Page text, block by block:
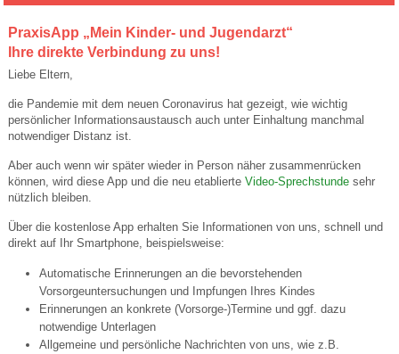
PraxisApp „Mein Kinder- und Jugendarzt“
Ihre direkte Verbindung zu uns!
Liebe Eltern,
die Pandemie mit dem neuen Coronavirus hat gezeigt, wie wichtig
persönlicher Informationsaustausch auch unter Einhaltung manchmal
notwendiger Distanz ist.
Aber auch wenn wir später wieder in Person näher zusammenrücken
können, wird diese App und die neu etablierte Video-Sprechstundesehr
nützlich bleiben.
Über die kostenlose App erhalten Sie Informationen von uns, schnell und
direkt auf Ihr Smartphone, beispielsweise:
Automatische Erinnerungen an die bevorstehenden
Vorsorgeuntersuchungen und Impfungen Ihres Kindes
Erinnerungen an konkrete (Vorsorge-)Termine und ggf. dazu
notwendige Unterlagen
Allgemeine und persönliche Nachrichten von uns, wie z.B.